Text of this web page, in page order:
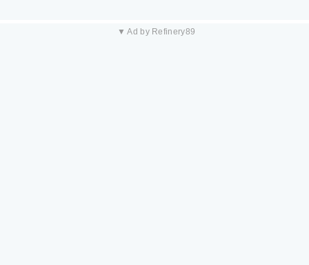
▼ Ad by Refinery89